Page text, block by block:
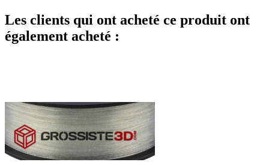
Les clients qui ont acheté ce produit ont
également acheté :